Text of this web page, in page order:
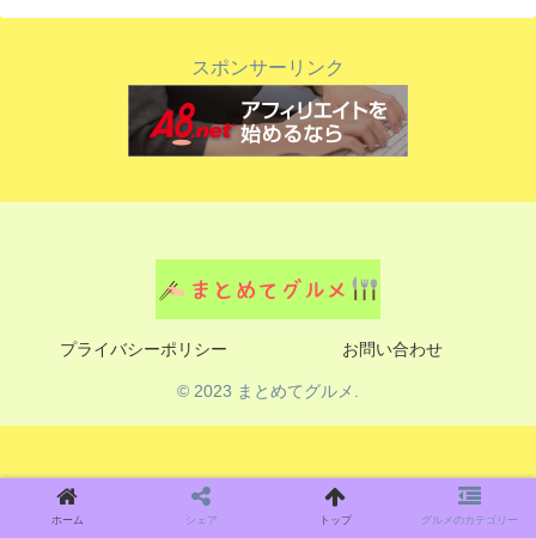
スポンサーリンク
プライバシーポリシー お問い合わせ
© 2023 まとめてグルメ.
ホーム シェア トップ グルメのカテゴリー